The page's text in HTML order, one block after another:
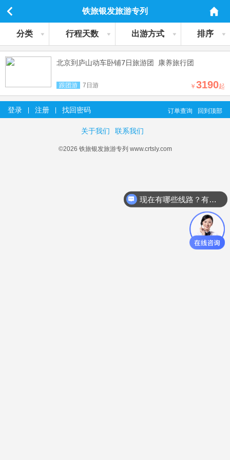
铁旅银发旅游专列
分类 行程天数 出游方式 排序
北京到庐山动车卧铺7日旅游团 康养旅行团
跟团游 7日游 ￥ 3190起
登录 注册 找回密码 回到顶部
订单查询
关于我们 联系我们
©2026 铁旅银发旅游专列 www.crtsly.com
现在有哪些线路？有详细行程吗？